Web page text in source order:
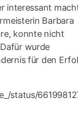
interessant
Barbara
konnte nicht
wurde
für den
status/